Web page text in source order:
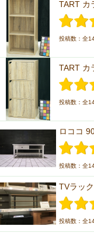
TART カ
投稿数：全
TART カ
投稿数：全
ロココ
投稿数：全
TVラッ
投稿数：全